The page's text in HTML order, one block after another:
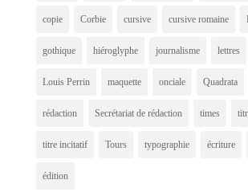
copie Corbie cursive cursive romaine
gothique hiéroglyphe journalisme lettres
Louis Perrin maquette onciale Quadrata
rédaction Secrétariat de rédaction times
titre incitatif Tours typographie écriture
édition